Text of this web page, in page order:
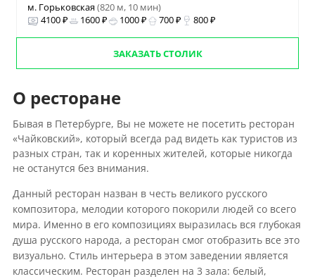
м. Горьковская(820 м, 10 мин)
4100 ₽
1600 ₽ 1000 ₽ 700 ₽ 800 ₽
ЗАКАЗАТЬ СТОЛИК
О ресторане
Бывая в Петербурге, Вы не можете не посетить ресторан
«Чайковский», который всегда рад видеть как туристов из
разных стран, так и коренных жителей, которые никогда
не останутся без внимания.
Данный ресторан назван в честь великого русского
композитора, мелодии которого покорили людей со всего
мира. Именно в его композициях выразилась вся глубокая
душа русского народа, а ресторан смог отобразить все это
визуально. Стиль интерьера в этом заведении является
классическим. Ресторан разделен на 3 зала: белый,